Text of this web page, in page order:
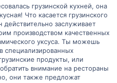
грузинской кухней, она
Что касается грузинского
действительно заслуживает
производством качественных
уксуса. Ты можешь
специализированных
продукты, или
внимание на рестораны
они также предложат